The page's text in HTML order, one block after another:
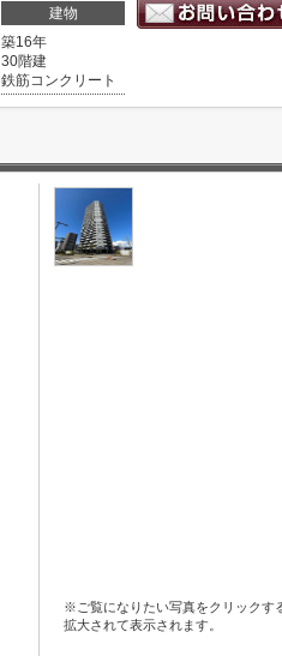
建物
築16年
30階建
鉄筋コンクリート
※ご覧になりたい写真をクリックす
拡大されて表示されます。